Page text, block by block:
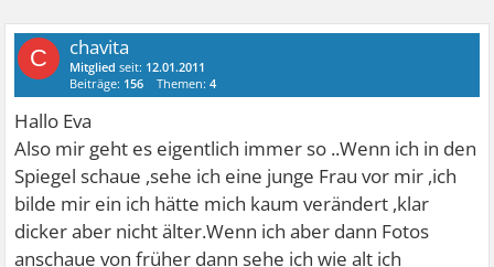
C chavita
Mitglied seit: 12.01.2011
Beiträge: 156 Themen:4
Hallo Eva
Also mir geht es eigentlich immer so ..Wenn ich in den
Spiegel schaue ,sehe ich eine junge Frau vor mir ,ich
bilde mir ein ich hätte mich kaum verändert ,klar
dicker aber nicht älter.Wenn ich aber dann Fotos
anschaue von früher dann sehe ich wie alt ich